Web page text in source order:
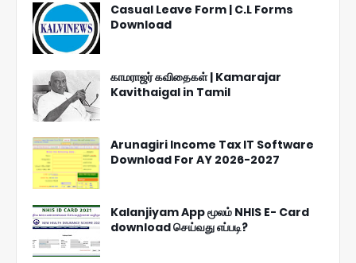
Casual Leave Form | C.L Forms
Download
காமராஜர் கவிதைகள் | Kamarajar
Kavithaigal in Tamil
Arunagiri Income Tax IT Software
Download For AY 2026-2027
Kalanjiyam App மூலம் NHIS E- Card
download செய்வது எப்படி?